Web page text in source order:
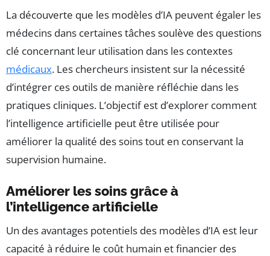
La découverte que les modèles d’IA peuvent égaler les
médecins dans certaines tâches soulève des questions
clé concernant leur utilisation dans les contextes
médicaux. Les chercheurs insistent sur la nécessité
d’intégrer ces outils de manière réfléchie dans les
pratiques cliniques. L’objectif est d’explorer comment
l’intelligence artificielle peut être utilisée pour
améliorer la qualité des soins tout en conservant la
supervision humaine.
Améliorer les soins grâce à
l’intelligence artificielle
Un des avantages potentiels des modèles d’IA est leur
capacité à réduire le coût humain et financier des